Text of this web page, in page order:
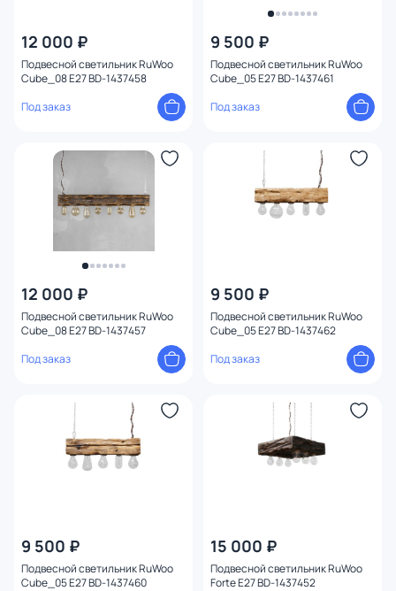
12 000 ₽
Подвесной светильник RuWoo
Cube_08 E27 BD-1437458
Под заказ
9 500 ₽
Подвесной светильник RuWoo
Cube_05 E27 BD-1437461
Под заказ
12 000 ₽
Подвесной светильник RuWoo
Cube_08 E27 BD-1437457
Под заказ
9 500 ₽
Подвесной светильник RuWoo
Cube_05 E27 BD-1437462
Под заказ
9 500 ₽
Подвесной светильник RuWoo
Cube_05 E27 BD-1437460
15 000 ₽
Подвесной светильник RuWoo
Forte E27 BD-1437452
Стиль 1
Страна
Материал арматуры
Материал
Цвет арматуры
Цвет плафона
Высота (мм)
Длина (мм)
Диаметр (мм)
Тип помещения